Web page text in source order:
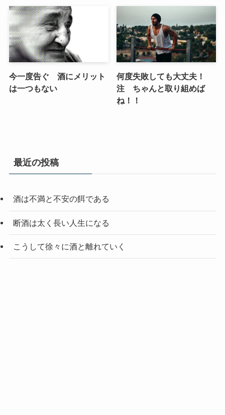
今一度告ぐ 酒にメリット
は一つもない
何度失敗しても大丈夫！
注 ちゃんと取り組めば
ね！！
最近の投稿
酒は不満と不安の餌である
断酒は太く長い人生になる
こうして徐々に酒と離れていく